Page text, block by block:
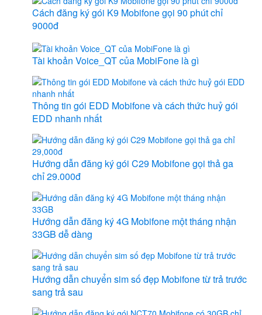
Cách đăng ký gói K9 Mobifone gọi 90 phút chỉ
9000đ
Tài khoản Voice_QT của MobiFone là gì
Thông tin gói EDD Mobifone và cách thức huỷ gói
EDD nhanh nhất
Hướng dẫn đăng ký gói C29 Mobifone gọi thả ga
chỉ 29.000đ
Hướng dẫn đăng ký 4G Mobifone một tháng nhận
33GB dễ dàng
Hướng dẫn chuyển sim số đẹp Mobifone từ trả trước
sang trả sau